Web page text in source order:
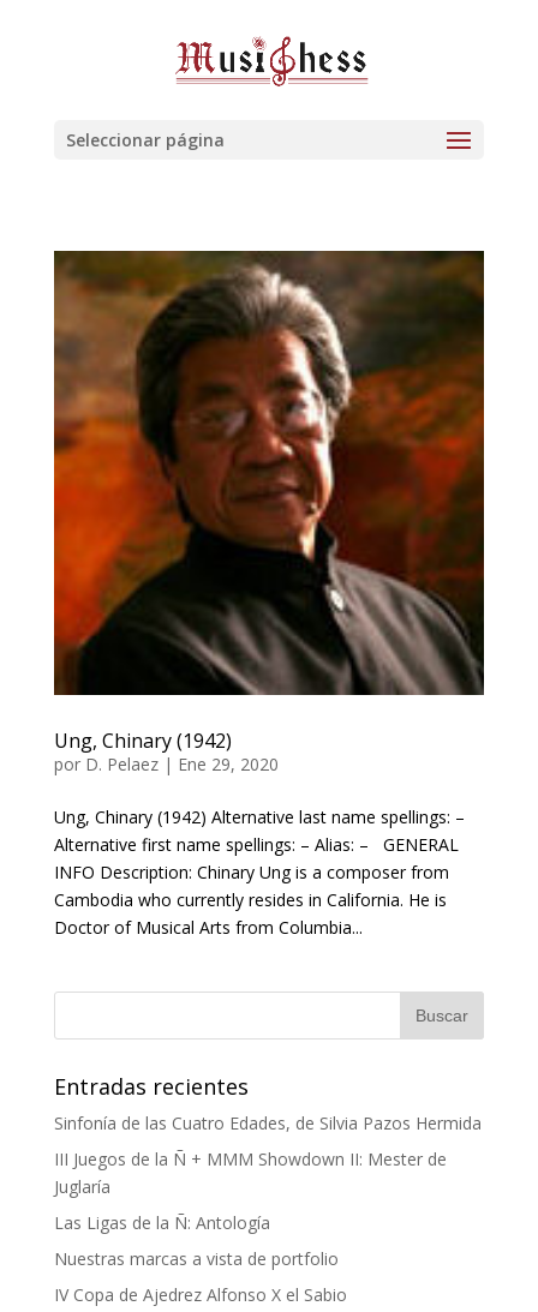
Seleccionar página
Ung, Chinary (1942)
por D. Pelaez| Ene 29, 2020
Ung, Chinary (1942) Alternative last name spellings: –
Alternative first name spellings: – Alias: – GENERAL
INFO Description: Chinary Ung is a composer from
Cambodia who currently resides in California. He is
Doctor of Musical Arts from Columbia...
Entradas recientes
Sinfonía de las Cuatro Edades, de Silvia Pazos Hermida
III Juegos de la Ñ + MMM Showdown II: Mester de
Juglaría
Las Ligas de la Ñ: Antología
Nuestras marcas a vista de portfolio
IV Copa de Ajedrez Alfonso X el Sabio